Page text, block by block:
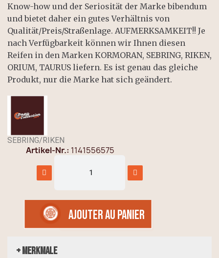
Know-how und der Seriosität der Marke bibendum
und bietet daher ein gutes Verhältnis von
Qualität/Preis/Straßenlage. AUFMERKSAMKEIT!! Je
nach Verfügbarkeit können wir Ihnen diesen
Reifen in den Marken KORMORAN, SEBRING, RIKEN,
ORIUM, TAURUS liefern. Es ist genau das gleiche
Produkt, nur die Marke hat sich geändert.
SEBRING/RIKEN
Artikel-Nr. 1141556575
AJOUTER AU PANIER
+ Merkmale